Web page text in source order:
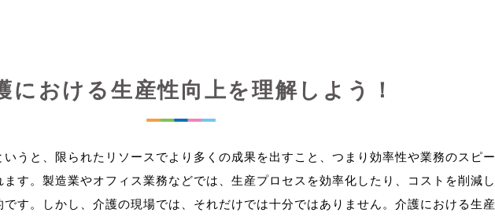
における生産性向上を理解しよう！
うと、限られたリソースでより多くの成果を出すこと、つまり効率性や業務のスピー
ます。製造業やオフィス業務などでは、生産プロセスを効率化したり、コストを削減し
す。しかし、介護の現場では、それだけでは十分ではありません。介護における生産